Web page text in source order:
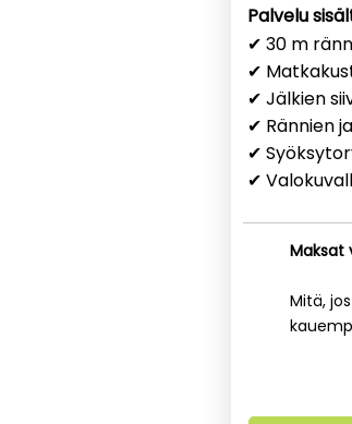
Palvelu
✔ 30 m
✔
✔ Jälkien
✔ Rännien
✔
✔
Maksat
Mitä,